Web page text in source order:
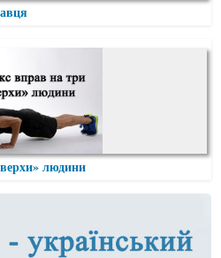
людини